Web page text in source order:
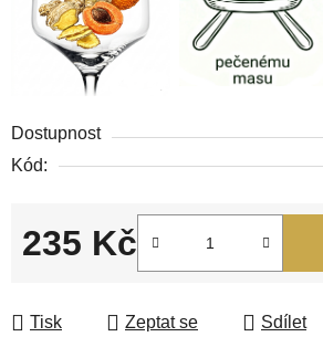
Dostupnost
Kód:
235 Kč
Tisk Zeptat se Sdílet